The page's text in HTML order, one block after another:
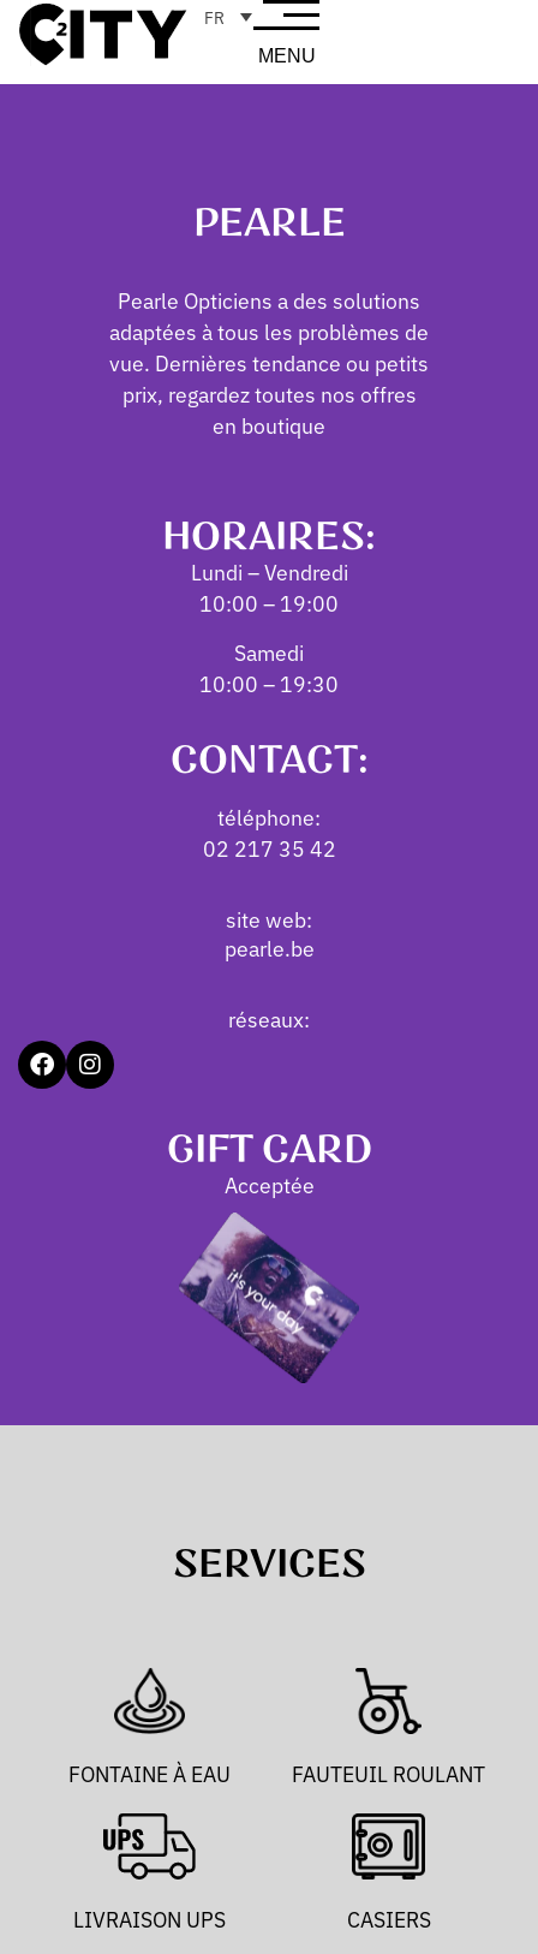
FR
MENU
PEARLE
Pearle Opticiens a des solutions
adaptées à tous les problèmes de
vue. Dernières tendance ou petits
prix, regardez toutes nos offres
en boutique
HORAIRES:
Lundi – Vendredi
10:00 – 19:00
Samedi
10:00 – 19:30
CONTACT:
téléphone:
02 217 35 42
site web:
pearle.be
réseaux:
GIFT CARD
Acceptée
SERVICES
FONTAINE À EAU FAUTEUIL ROULANT
LIVRAISON UPS CASIERS